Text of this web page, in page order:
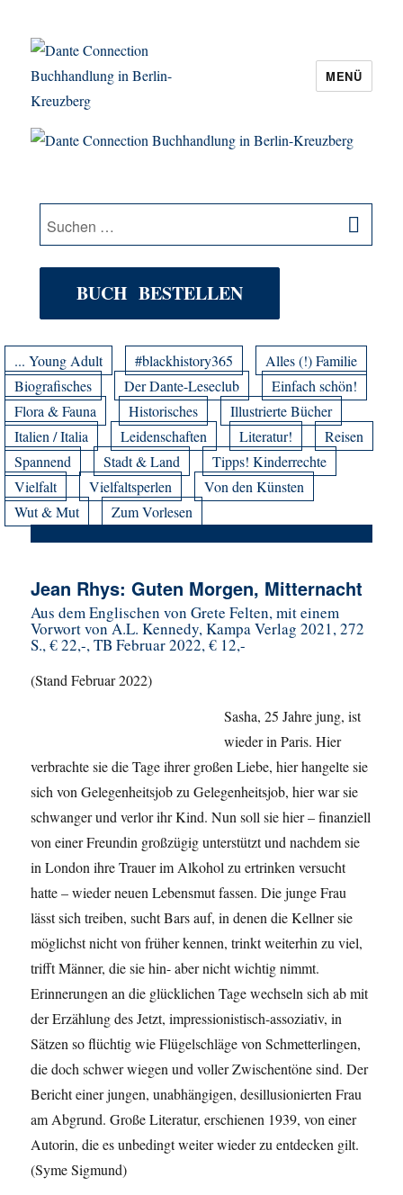
Dante Connection Buchhandlung in
MENÜ
Suche
nach:
BUCH BESTELLEN
... Young Adult #blackhistory365
Alles (!) Familie
Biografisches
Der Dante-Leseclub
Einfach schön!
Flora & Fauna
Historisches
Illustrierte Bücher
Italien / Italia
Leidenschaften Literatur!
Reisen
Spannend
Stadt & Land
Tipps! Kinderrechte
Vielfalt
Vielfaltsperlen
Von den Künsten
Wut & Mut
Zum Vorlesen
Jean Rhys: Guten Morgen, Mitternacht
Aus dem Englischen von Grete Felten, mit einem
Vorwort von A.L. Kennedy, Kampa Verlag 2021, 272
S., € 22,-, TB Februar 2022, € 12,-
(Stand Februar 2022)
Sasha, 25 Jahre jung, ist
wieder in Paris. Hier
verbrachte sie die Tage ihrer großen Liebe, hier hangelte sie
sich von Gelegenheitsjob zu Gelegenheitsjob, hier war sie
schwanger und verlor ihr Kind. Nun soll sie hier – finanziell
von einer Freundin großzügig unterstützt und nachdem sie
in London ihre Trauer im Alkohol zu ertrinken versucht
hatte – wieder neuen Lebensmut fassen. Die junge Frau
lässt sich treiben, sucht Bars auf, in denen die Kellner sie
möglichst nicht von früher kennen, trinkt weiterhin zu viel,
trifft Männer, die sie hin- aber nicht wichtig nimmt.
Erinnerungen an die glücklichen Tage wechseln sich ab mit
der Erzählung des Jetzt, impressionistisch-assoziativ, in
Sätzen so flüchtig wie Flügelschläge von Schmetterlingen,
die doch schwer wiegen und voller Zwischentöne sind. Der
Bericht einer jungen, unabhängigen, desillusionierten Frau
am Abgrund. Große Literatur, erschienen 1939, von einer
Autorin, die es unbedingt weiter wieder zu entdecken gilt.
(Syme Sigmund)